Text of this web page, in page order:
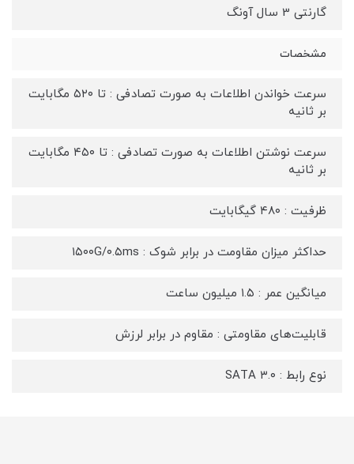
گارنتی 3 سال آونگ
مشخصات
سرعت خواندن اطلاعات به صورت تصادفی : تا ۵۲۰ مگابایت
بر ثانیه
سرعت نوشتن اطلاعات به صورت تصادفی : تا ۴۵۰ مگابایت
بر ثانیه
ظرفیت : ۴۸۰ گیگابایت
حداکثر میزان مقاومت در برابر شوک : ۱۵۰۰G/۰.۵ms
میانگین عمر : ۱.۵ میلیون ساعت
قابلیت‌های مقاومتی : مقاوم در برابر لرزش
نوع رابط : SATA ۳.۰